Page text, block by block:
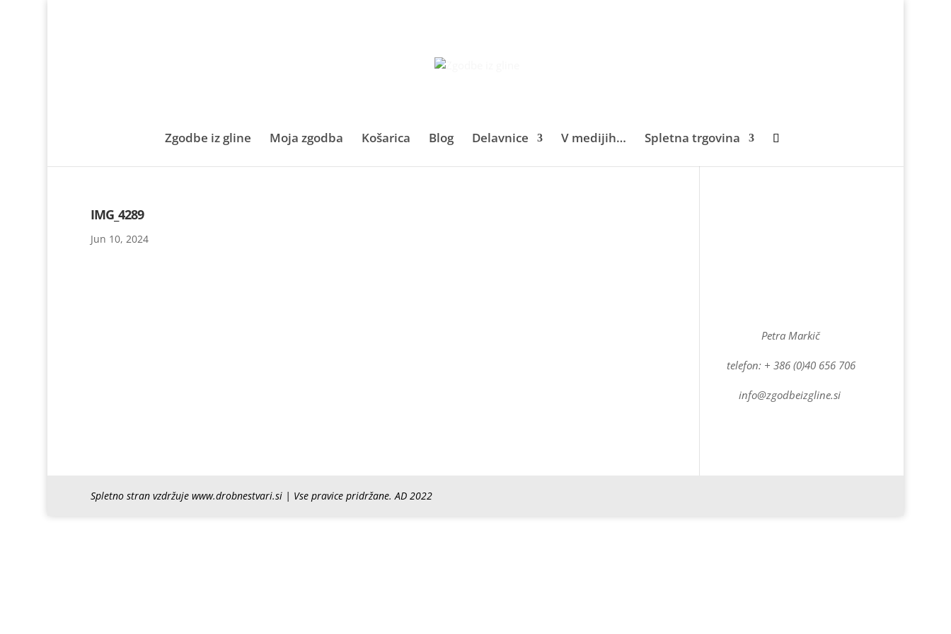
Zgodbe iz gline Moja zgodba Košarica Blog Delavnice V medijih… Spletna trgovina
IMG_4289
Jun 10, 2024
Petra Markič
telefon: + 386 (0)40 656 706
info@zgodbeizgline.si
Spletno stran vzdržuje www.drobnestvari.si | Vse pravice pridržane. AD 2022